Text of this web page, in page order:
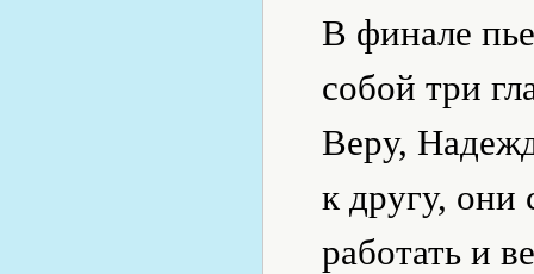
В финале
собой три
Веру,
к другу, они
работать и